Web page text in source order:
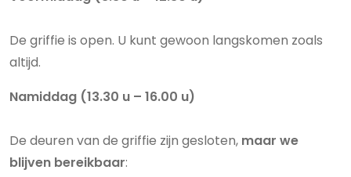
De griffie is open. U kunt gewoon langskomen zoals
altijd.
Namiddag (13.30 u – 16.00 u)
De deuren van de griffie zijn gesloten, maar we
blijven bereikbaar: